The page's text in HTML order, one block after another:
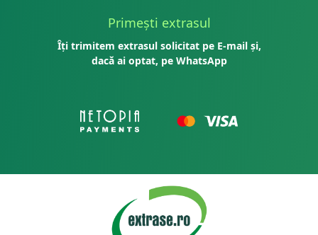
Primești extrasul
Îți trimitem extrasul solicitat pe E-mail și,
dacă ai optat, pe WhatsApp